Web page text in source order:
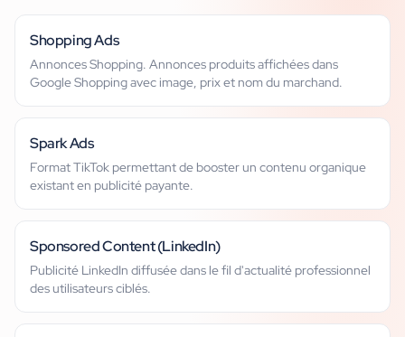
Shopping Ads
Annonces Shopping. Annonces produits affichées dans
Google Shopping avec image, prix et nom du marchand.
Spark Ads
Format TikTok permettant de booster un contenu organique
existant en publicité payante.
Sponsored Content (LinkedIn)
Publicité LinkedIn diffusée dans le fil d'actualité professionnel
des utilisateurs ciblés.